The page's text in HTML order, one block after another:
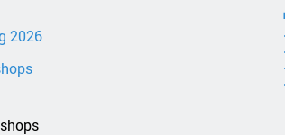
2026